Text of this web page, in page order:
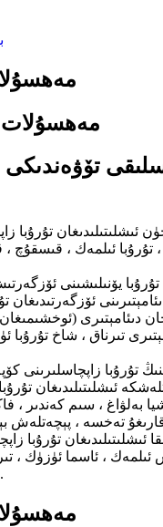
مەھسۇلات
تۆۋەندىكى
، تۇرۇبا ئىلمەك ، قىسقۇچ
دىئامېتىرى (ئوخشىمىغان
تىرناق ، شاخ تۇرۇبا
بەلۋاغ ، سىم كەندىر ،
، ئاسما ئۈزۈك ،
كارتىسى قاتارلىقلار.